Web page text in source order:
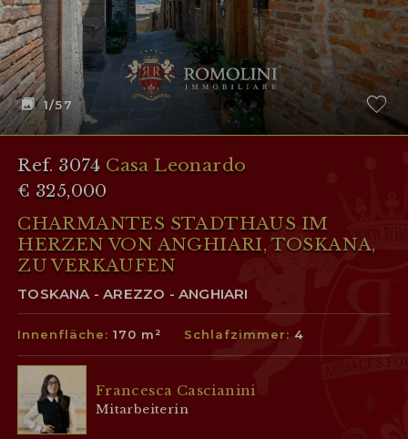
1/57
Ref. 3074 Casa Leonardo
€ 325,000
CHARMANTES STADTHAUS IM
HERZEN VON ANGHIARI, TOSKANA,
ZU VERKAUFEN
TOSKANA - AREZZO - ANGHIARI
Innenfläche:170 m² Schlafzimmer: 4
Francesca Cascianini
Mitarbeiterin